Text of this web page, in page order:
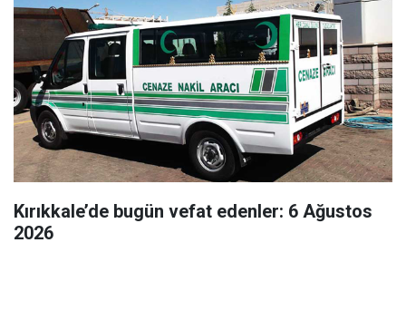
Kırıkkale’de bugün vefat edenler: 6 Ağustos
2026